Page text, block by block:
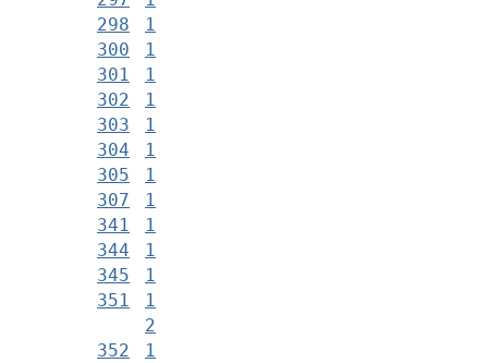
298
1
300
1
301
1
302
1
303
1
304
1
305
1
307
1
341
1
344
1
345
1
351
1
2
352
1